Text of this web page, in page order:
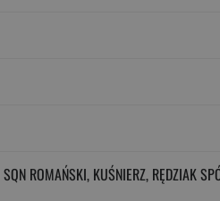
ROMAŃSKI, KUŚNIERZ, RĘDZIAK